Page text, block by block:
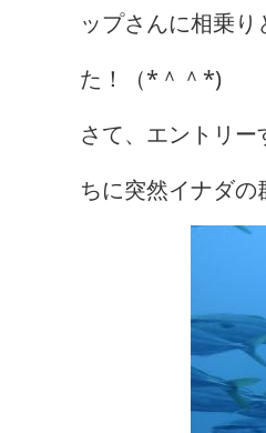
ップさんに相乗
た！（*＾＾*)
さて、エントリ
ちに突然イナダの